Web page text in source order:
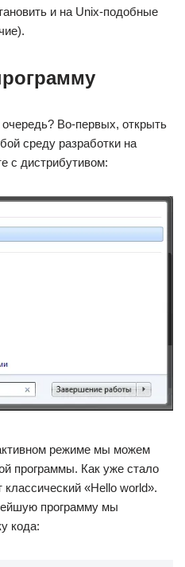
и на Unix-подобные
Во-первых, открыть
среду разработки на
с дистрибутивом:
режиме мы можем
программы. Как уже стало
«Hello world».
программу мы
кода: